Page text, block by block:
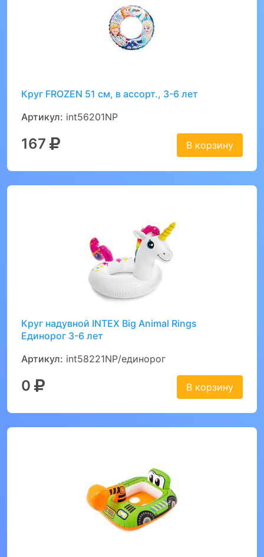
Круг FROZEN 51 см, в ассорт., 3-6 лет
Артикул: int56201NP
167 В корзину
Круг надувной INTEX Big Animal Rings
Единорог 3-6 лет
Артикул: int58221NP/единорог
0 В корзину